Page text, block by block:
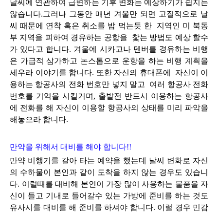
날씨에 연관하여 급변하는 기후 변화는 예상하기가 쉽지는
않습니다.그러나 그동안 매년 겨울만 되면 고질적으로 날
씨 때문에 연착 혹은 취소를 밥 먹는듯 한 지역인 미 북동
부 지역을 피하여 경유하는 공항을 찿는 방법도 예상 할수
가 있다고 합니다. 겨울에 시카고나 덴버를 경유하는 비행
은 가급적 삼가하고 논스톱으로 운항을 하는 비행 계획을
세우라 이야기를 합니다. 또한 자신의 휴대폰에 자신이 이
용하는 항공사의 전화 번호만 넣지 말고 여러 항공사 전화
번호를 기억을 시킬거며, 출발전 반드시 이용하는 항공사
에 전화를 해 자신이 이용할 항공사의 상태를 미리 파악을
해놓으라 합니다.
만약을 위해서 대비를 해야 합니다!!
만약 비행기를 갈아 타는 예약을 했는데 날씨 변화로 자신
의 수하물이 본인과 같이 도착을 하지 않는 경우도 있습니
다. 이럴때를 대비해 본인이 가장 많이 사용하는 물품을 자
신이 들고 기내로 들어갈수 있는 가방에 준비를 하는 것도
유사시를 대비를 해 준비를 하셔야 합니다. 이럴 경우 민감